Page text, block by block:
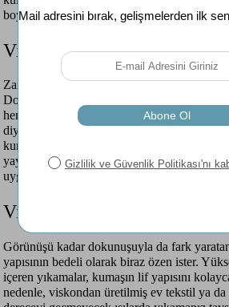
boyunca stil ile konfor sunar.
Viskon Kumaş Çeker mi?
Zarif dokusu ve akışkan yapısıyla dikkat
Doğanın ince liflerinden titizlikle dokunan
hem de narin yapıya sahiptir. Bu nedenle
diye de kullanıcılar tarafından çoğunlukla
kumaşın özellikle ilk yıkamada oldukça
yaygın olarak bilinir. Bakım talimatlarına
uygulamalarıyla bu riski ortadan kaldırmak
Viskon Kumaş Nasıl
Görünüşü kadar dokunuşuyla da fark
yapısının bedeli olarak biraz özen ister.
içeren yıkamalar, kumaşın lif yapısını
nedenle, viskondan üretilmiş ev tekstil ya